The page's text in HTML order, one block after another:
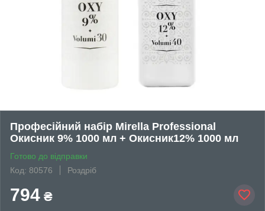
Професійний набір Mirella Professional
Окисник 9% 1000 мл + Окисник12% 1000 мл
Готово до відправки
Код: 80576
Роздріб
794 ₴